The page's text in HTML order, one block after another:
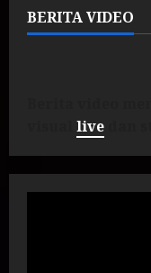
BERITA VIDEO
live